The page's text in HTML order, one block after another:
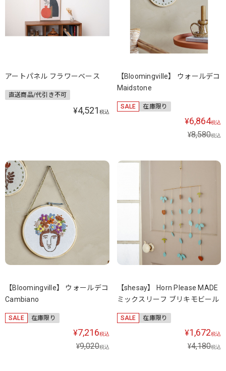
アートパネル フラワーベース
直送商品/代引き不可
¥4,521 税込
【Bloomingville】 ウォールデコ
Maidstone
SALE 在庫限り
¥6,864税込
¥8,580税込
【Bloomingville】 ウォールデコ
Cambiano
SALE 在庫限り
¥7,216税込
¥9,020税込
【shesay】 Horn Please MADE
ミックスリーフ ブリキモビール
SALE 在庫限り
¥1,672税込
¥4,180税込